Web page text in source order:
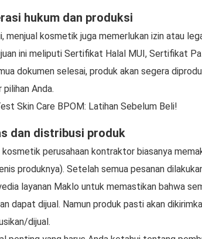
hukum dan produksi
menjual kosmetik juga memerlukan izin atau
ini meliputi Sertifikat Halal MUI, Sertifikat
dokumen selesai, produk akan segera
Anda.
Skin Care BPOM: Latihan Sebelum Beli!
dan distribusi produk
perusahaan kontraktor biasanya
produknya). Setelah semua pesanan
layanan Maklo untuk memastikan bahwa
dapat dijual. Namun produk pasti akan
dijual.